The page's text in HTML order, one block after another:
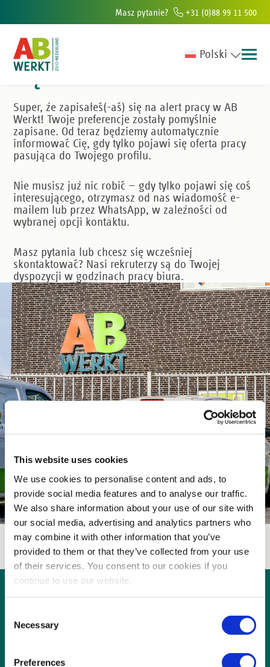
This website uses cookies
We use cookies to personalise content and ads, to
provide social media features and to analyse our traffic.
We also share information about your use of our site with
our social media, advertising and analytics partners who
may combine it with other information that you’ve
provided to them or that they’ve collected from your use
of their services. You consent to our cookies if you
continue to use our website.
Selection
Necessary
Preferences
w południowej Holandii
Masz pytanie? +31 (0)88 99 11 500
Polski
Dziękujemy za zapisanie
się!
Super, że zapisałeś(-aś) się na alert pracy w AB
Werkt! Twoje preferencje zostały pomyślnie
zapisane. Od teraz będziemy automatycznie
informować Cię, gdy tylko pojawi się oferta pracy
pasująca do Twojego profilu.
Nie musisz już nic robić — gdy tylko pojawi się coś
interesującego, otrzymasz od nas wiadomość e-
mailem lub przez WhatsApp, w zależności od
wybranej opcji kontaktu.
Masz pytania lub chcesz się wcześniej
skontaktować? Nasi rekruterzy są do Twojej
dyspozycji w godzinach pracy biura.